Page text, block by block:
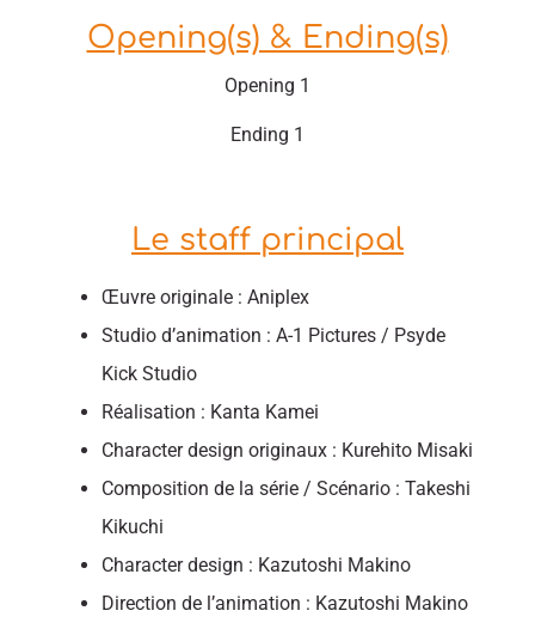
Opening(s) & Ending(s)
Opening 1
Ending 1
Le staff principal
Œuvre originale : Aniplex
Studio d’animation : A-1 Pictures / Psyde
Kick Studio
Réalisation : Kanta Kamei
Character design originaux : Kurehito Misaki
Composition de la série / Scénario : Takeshi
Kikuchi
Character design : Kazutoshi Makino
Direction de l’animation : Kazutoshi Makino